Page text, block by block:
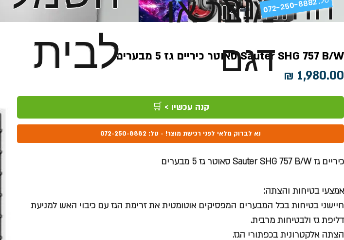
לבית
מוצר או
דגם
לבית
Sauter SHG 757 B/W סאוטר כיריים גז 5 מבערים
מחיר
קנה עכשיו > 🛒
נא לבדוק מלאי לפני רכישת מוצר! - טל: 072-250-8882
כיריים גז Sauter SHG 757 B/W סאוטר גז 5 מבערים
אמצעי בטיחות והצתה:
חיישני בטיחות בכל המבערים המפסיקים אוטומטית את זרימת הגז עם כיבוי האש למניעת
דליפת גז ולבטיחות מרבית.
הצתה אלקטרונית בכפתורי הגז.
072-250-8882 .